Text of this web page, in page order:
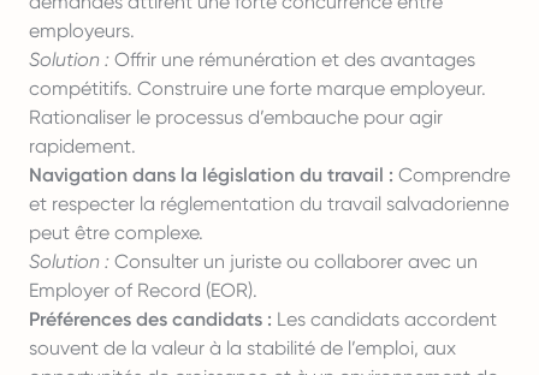
employeurs.
Solution : Offrir une rémunération et des avantages
compétitifs. Construire une forte marque employeur.
Rationaliser le processus d’embauche pour agir
rapidement.
Navigation dans la législation du travail : Comprendre
et respecter la réglementation du travail salvadorienne
peut être complexe.
Solution : Consulter un juriste ou collaborer avec un
Employer of Record (EOR).
Préférences des candidats : Les candidats accordent
souvent de la valeur à la stabilité de l’emploi, aux